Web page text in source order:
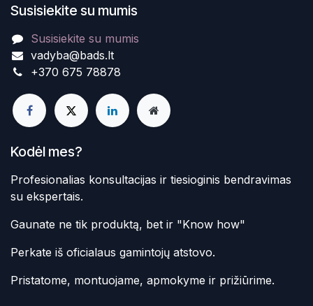
Susisiekite su mumis
Susisiekite su mumis
vadyba@bads.lt
+370 675 78878
Kodėl mes?
Profesionalias konsultacijas ir tiesioginis bendravimas
su ekspertais.
Gaunate ne tik produktą, bet ir "Know how"
Perkate iš oficialaus gamintojų atstovo.
Pristatome, montuojame, apmokyme ir prižiūrime.